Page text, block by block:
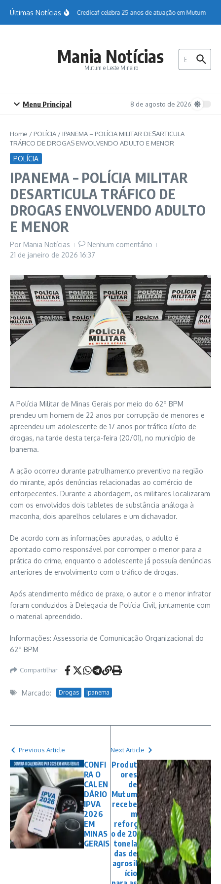
Últimas NotíciasSicoob Credicaf celebra 25 anos de atuação em Mutum
Mania Notícias
Mutum e Leste Mineiro
Procurar por:
Menu Principal 8 de agosto de 2026
Home / POLÍCIA / IPANEMA – POLÍCIA MILITAR DESARTICULA
TRÁFICO DE DROGAS ENVOLVENDO ADULTO E MENOR
POLÍCIA
IPANEMA – POLÍCIA MILITAR
DESARTICULA TRÁFICO DE
DROGAS ENVOLVENDO ADULTO
E MENOR
Por Mania Notícias
Nenhum comentário
21 de janeiro de 2026 16:37
A Polícia Militar de Minas Gerais por meio do 62º BPM
prendeu um homem de 22 anos por corrupção de menores e
apreendeu um adolescente de 17 anos por tráfico ilícito de
drogas, na tarde desta terça-feira (20/01), no município de
Ipanema.
A ação ocorreu durante patrulhamento preventivo na região
do mirante, após denúncias relacionadas ao comércio de
entorpecentes. Durante a abordagem, os militares localizaram
com os envolvidos dois tabletes de substância análoga à
maconha, dois aparelhos celulares e um dichavador.
De acordo com as informações apuradas, o adulto é
apontado como responsável por corromper o menor para a
prática do crime, enquanto o adolescente já possuía denúncias
anteriores de envolvimento com o tráfico de drogas.
Após atendimento médico de praxe, o autor e o menor infrator
foram conduzidos à Delegacia de Polícia Civil, juntamente com
o material apreendido.
Informações: Assessoria de Comunicação Organizacional do
62º BPM
Compartilhar
Marcado: Drogas Ipanema
Previous Article
CONFI
RA O
CALEN
DÁRIO
IPVA
2026
EM
MINAS
GERAIS
Next Article
Produt
ores
de
Mutum
recebe
m
reforç
o de 20
tonela
das de
agrosil
ício